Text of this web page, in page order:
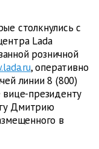
столкнулись с
Lada
розничной
, оперативно
линии 8 (800)
президенту
Дмитрию
в